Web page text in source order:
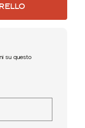
su questo